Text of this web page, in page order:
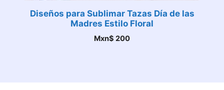
Diseños para Sublimar Tazas Día de las
Madres Estilo Floral
Mxn$ 200